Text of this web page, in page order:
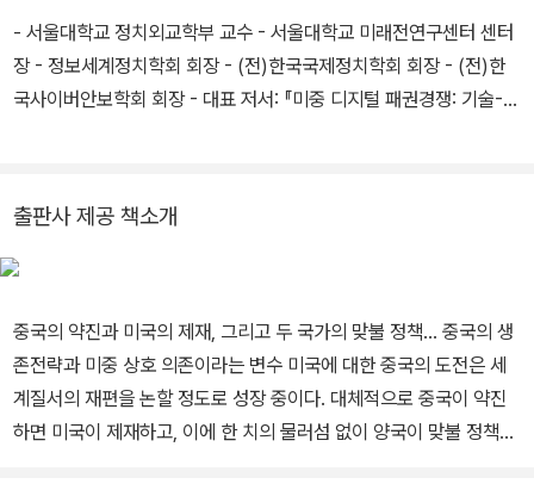
- 서울대학교 정치외교학부 교수 - 서울대학교 미래전연구센터 센터
장 - 정보세계정치학회 회장 - (전)한국국제정치학회 회장 - (전)한
국사이버안보학회 회장 - 대표 저서: 『미중 디지털 패권경쟁: 기술-안
출판사 제공 책소개
중국의 약진과 미국의 제재, 그리고 두 국가의 맞불 정책… 중국의 생
존전략과 미중 상호 의존이라는 변수 미국에 대한 중국의 도전은 세
계질서의 재편을 논할 정도로 성장 중이다. 대체적으로 중국이 약진
하면 미국이 제재하고, 이에 한 치의 물러섬 없이 양국이 맞불 정책을